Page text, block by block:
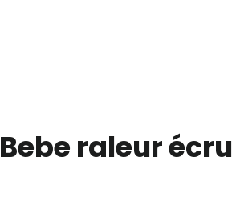
raleur écru